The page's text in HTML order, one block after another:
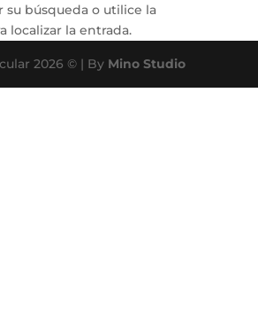
su búsqueda o utilice la
localizar la entrada.
2026 © | By Mino Studio